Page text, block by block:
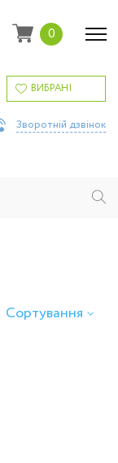
0
ВИБРАНІ
Зворотній дзвінок
Сортування